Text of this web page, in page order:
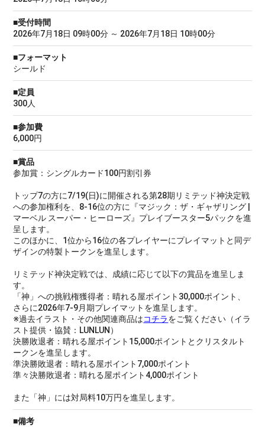
■受付時間
2026年7月18日 09時00分 ～ 2026年7月18日 10時00分
■フォーマット
シールド
■定員
300人
■参加費
6,000円
■賞品
参加賞：シングルカード100円割引券
トップ7の方に7/19(日)に開催される第28期リミテッド神決定戦
への参加権利を、8-16位の方に『マジック：ザ・ギャザリング |
マーベル スーパー・ヒーローズ』プレイブースター5パックを進
呈します。
このほかに、1位から16位の各プレイヤーにプレイマットと同デ
ザインの特製トークンを進呈します。
リミテッド神決定戦では、成績に応じて以下の賞品を進呈しま
す。
「神」への挑戦権獲得者：晴れる屋ポイント30,000ポイント、
さらに2026年7-9月期プレイマットを進呈します。
※過去イラスト・その他関連商品はコチラをご覧ください（イラ
スト提供・協賛：LUNLUN）
決勝敗退者：晴れる屋ポイント15,000ポイントとクリスタルト
ークンを進呈します。
準決勝敗退者：晴れる屋ポイント7,000ポイント
準々決勝敗退者：晴れる屋ポイント4,000ポイント
また「神」には対局料10万円を進呈します。
■備考